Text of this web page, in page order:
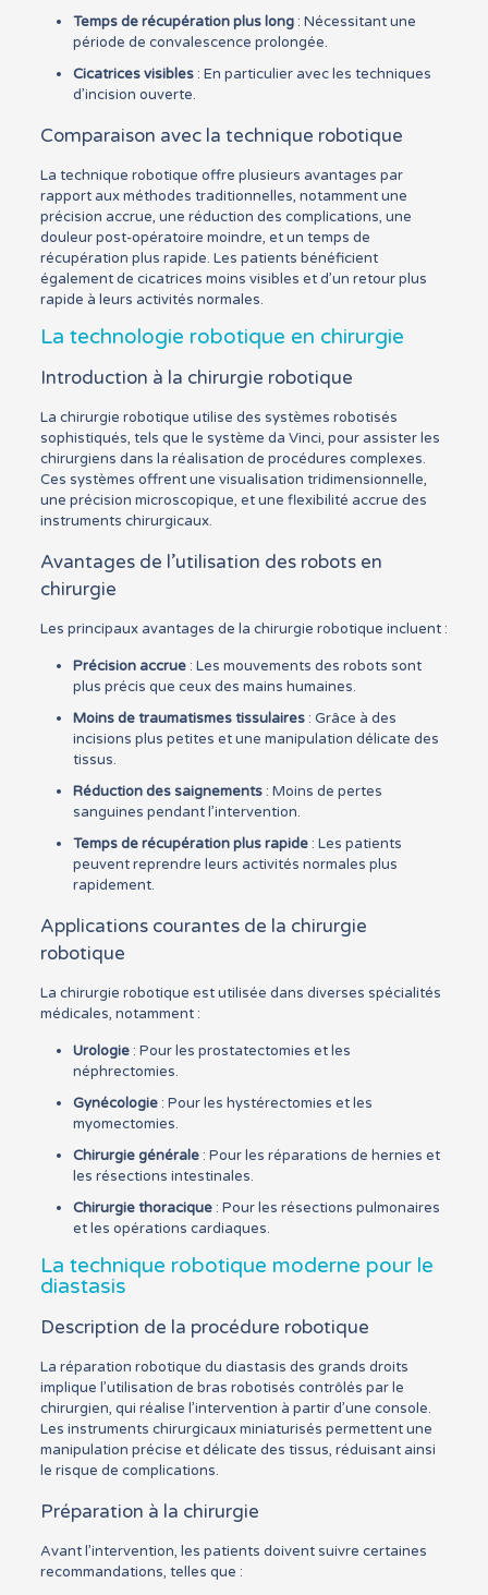
Temps de récupération plus long: Nécessitant une
période de convalescence prolongée.
Cicatrices visibles: En particulier avec les techniques
d’incision ouverte.
Comparaison avec la technique robotique
La technique robotique offre plusieurs avantages par
rapport aux méthodes traditionnelles, notamment une
précision accrue, une réduction des complications, une
douleur post-opératoire moindre, et un temps de
récupération plus rapide. Les patients bénéficient
également de cicatrices moins visibles et d’un retour plus
rapide à leurs activités normales.
La technologie robotique en chirurgie
Introduction à la chirurgie robotique
La chirurgie robotique utilise des systèmes robotisés
sophistiqués, tels que le système da Vinci, pour assister les
chirurgiens dans la réalisation de procédures complexes.
Ces systèmes offrent une visualisation tridimensionnelle,
une précision microscopique, et une flexibilité accrue des
instruments chirurgicaux.
Avantages de l’utilisation des robots en
chirurgie
Les principaux avantages de la chirurgie robotique incluent :
Précision accrue: Les mouvements des robots sont
plus précis que ceux des mains humaines.
Moins de traumatismes tissulaires: Grâce à des
incisions plus petites et une manipulation délicate des
tissus.
Réduction des saignements: Moins de pertes
sanguines pendant l’intervention.
Temps de récupération plus rapide: Les patients
peuvent reprendre leurs activités normales plus
rapidement.
Applications courantes de la chirurgie
robotique
La chirurgie robotique est utilisée dans diverses spécialités
médicales, notamment :
Urologie: Pour les prostatectomies et les
néphrectomies.
Gynécologie: Pour les hystérectomies et les
myomectomies.
Chirurgie générale: Pour les réparations de hernies et
les résections intestinales.
Chirurgie thoracique: Pour les résections pulmonaires
et les opérations cardiaques.
La technique robotique moderne pour le
diastasis
Description de la procédure robotique
La réparation robotique du diastasis des grands droits
implique l’utilisation de bras robotisés contrôlés par le
chirurgien, qui réalise l’intervention à partir d’une console.
Les instruments chirurgicaux miniaturisés permettent une
manipulation précise et délicate des tissus, réduisant ainsi
le risque de complications.
Préparation à la chirurgie
Avant l’intervention, les patients doivent suivre certaines
recommandations, telles que :